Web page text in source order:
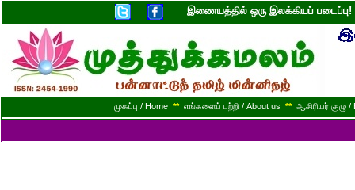
இணையத்தில் ஒரு இலக்கியப்
முகப்பு / Home ** எங்களைப் பற்றி / About us ** ஆசிரியர் குழு